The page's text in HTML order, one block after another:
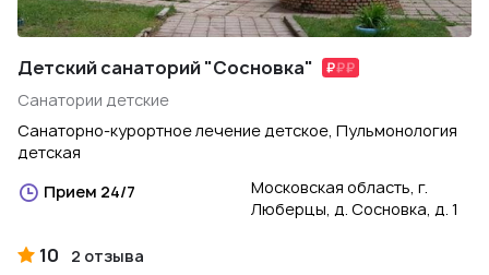
Детский санаторий "Сосновка"
Санатории детские
Санаторно-курортное лечение детское, Пульмонология
детская
Прием 24/7
Московская область, г.
Люберцы, д. Сосновка, д. 1
10 2 отзыва